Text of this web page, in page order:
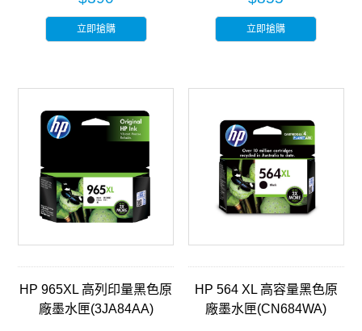
立即搶購 立即搶購
HP 965XL 高列印量黑色原
廠墨水匣(3JA84AA)
HP 564 XL 高容量黑色原
廠墨水匣(CN684WA)